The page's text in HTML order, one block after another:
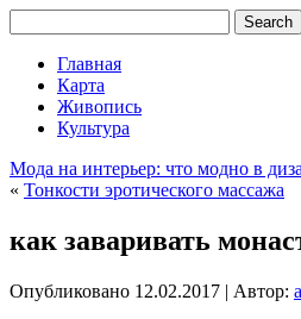
Главная
Карта
Живопись
Культура
Мода на интерьер: что модно в
« Тонкости эротического массажа
как заваривать
Опубликовано 12.02.2017 | Автор: